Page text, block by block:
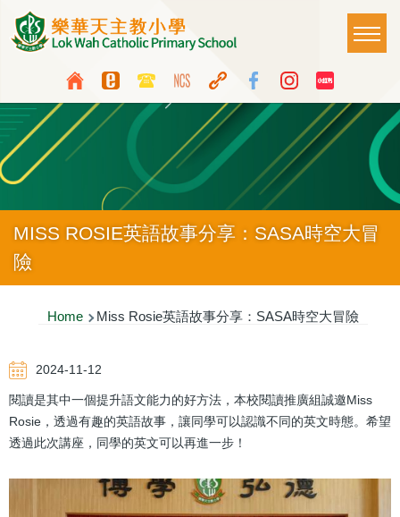
Skip to main content
Top
Media
Icon
Button
Language
switcher
Main
MISS ROSIE英語故事分享：SASA時空大冒
險
Breadcrumb
Home Miss Rosie英語故事分享：SASA時空大冒險
2024-11-12
閱讀是其中一個提升語文能力的好方法，本校閱讀推廣組誠邀Miss
Rosie，透過有趣的英語故事，讓同學可以認識不同的英文時態。希望
透過此次講座，同學的英文可以再進一步！